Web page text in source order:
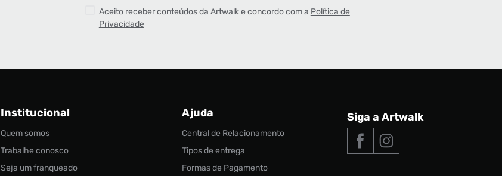
Aceito receber conteúdos da Artwalk e concordo com a Política de
Privacidade
Institucional
Quem somos
Trabalhe conosco
Seja um franqueado
Ajuda
Central de Relacionamento
Tipos de entrega
Formas de Pagamento
Siga a Artwalk